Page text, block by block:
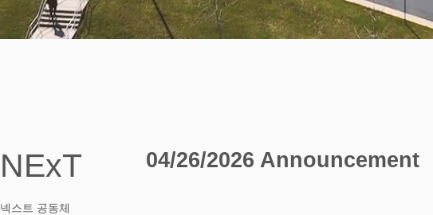
NExT
넥스트 공동체
04/26/2026 Announcement